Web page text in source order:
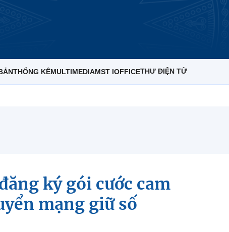
THỐNG KÊMULTIMEDIAMST IOFFICETHƯ ĐIỆN TỬ
ký gói cước cam
mạng giữ số